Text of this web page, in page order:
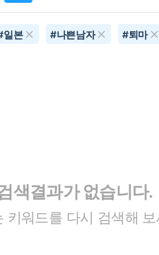
일본 #나쁜남자 #퇴마
색결과가 없습니다.
키워드를 다시 검색해